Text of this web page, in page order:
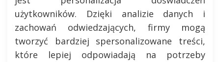
użytkowników. Dzięki analizie danych i
zachowań odwiedzających, firmy mogą
tworzyć bardziej spersonalizowane treści,
które lepiej odpowiadają na potrzeby